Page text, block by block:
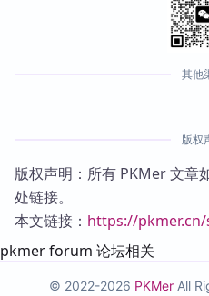
其他
版权
版权声明：所有 PKMer 文章
处链接。
本文链接： https://pkmer.cn/
pkmer forum 论坛相关
© 2022-2026 PKMer All